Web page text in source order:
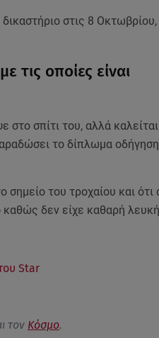
στις 8
τις οποίες είναι
σπίτι του, αλλά
το δίπλωμα
σημείο του τροχαίου και
καθώς δεν είχε καθαρή
Star
τον Κόσμο.